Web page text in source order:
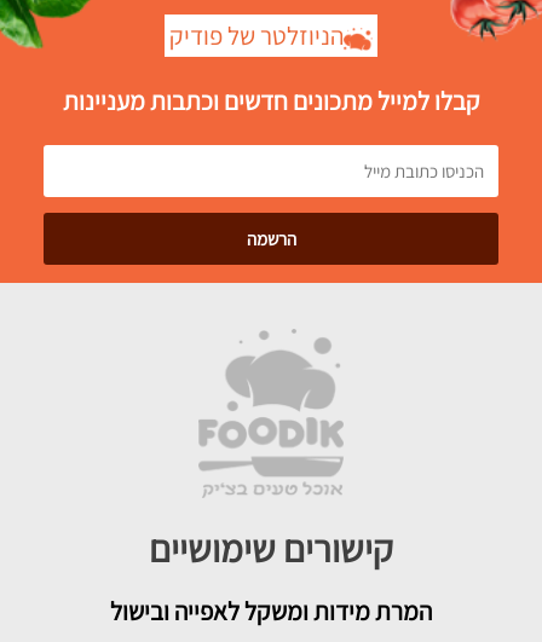
הניוזלטר של פודיק
קבלו למייל מתכונים חדשים וכתבות מעניינות
קישורים שימושיים
המרת מידות ומשקל לאפייה ובישול